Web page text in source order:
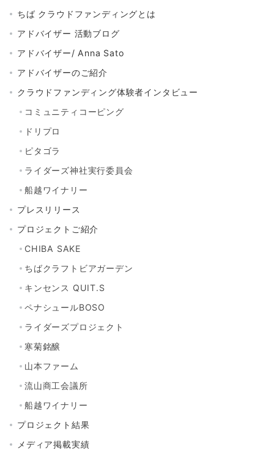
ちば クラウドファンディングとは
アドバイザー 活動ブログ
アドバイザー/ Anna Sato
アドバイザーのご紹介
クラウドファンディング体験者インタビュー
コミュニティコーピング
ドリプロ
ピタゴラ
ライダーズ神社実行委員会
船越ワイナリー
プレスリリース
プロジェクトご紹介
CHIBA SAKE
ちばクラフトビアガーデン
キンセンス QUIT.S
ペナシュールBOSO
ライダーズプロジェクト
寒菊銘醸
山本ファーム
流山商工会議所
船越ワイナリー
プロジェクト結果
メディア掲載実績